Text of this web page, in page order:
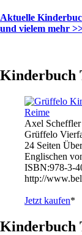
Aktuelle
und vielem mehr
Kinderbuch
Axel
Grüffelo
24 Seiten
Englischen
ISBN:978-3-
http://
Jetzt kaufen*
Kinderbuch